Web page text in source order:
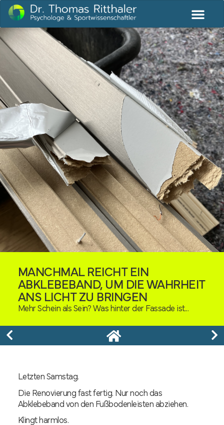
MANCHMAL REICHT EIN
ABKLEBEBAND, UM DIE WAHRHEIT
ANS LICHT ZU BRINGEN
Mehr Schein als Sein? Was hinter der Fassade ist...
Letzten Samstag.
Die Renovierung fast fertig. Nur noch das
Abklebeband von den Fußbodenleisten abziehen.
Klingt harmlos.